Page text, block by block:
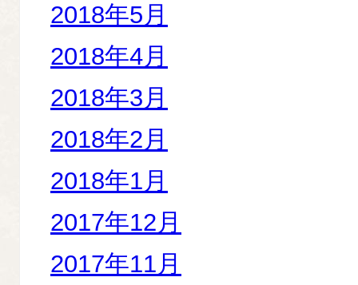
2018年5月
2018年4月
2018年3月
2018年2月
2018年1月
2017年12月
2017年11月